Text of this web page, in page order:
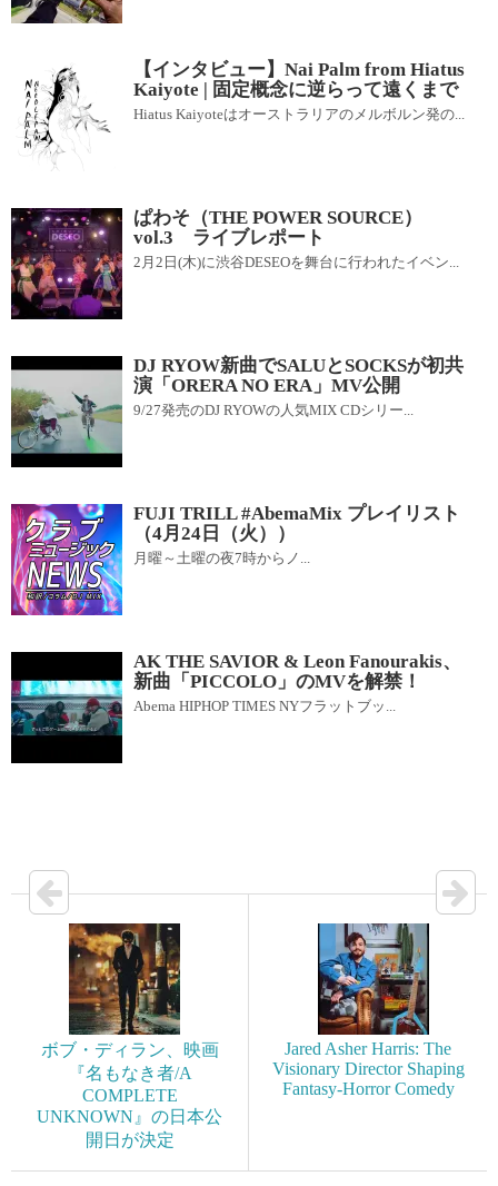
【インタビュー】Nai Palm from Hiatus
Kaiyote | 固定概念に逆らって遠くまで
Hiatus Kaiyoteはオーストラリアのメルボルン発の...
ぱわそ（THE POWER SOURCE）
vol.3 ライブレポート
2月2日(木)に渋谷DESEOを舞台に行われたイベン...
DJ RYOW新曲でSALUとSOCKSが初共
演「ORERA NO ERA」MV公開
9/27発売のDJ RYOWの人気MIX CDシリー...
FUJI TRILL #AbemaMix プレイリスト
（4月24日（火））
月曜～土曜の夜7時からノ...
AK THE SAVIOR & Leon Fanourakis、
新曲「PICCOLO」のMVを解禁！
Abema HIPHOP TIMES NYフラットブッ...
ボブ・ディラン、映画
『名もなき者/A
COMPLETE
UNKNOWN』の日本公
開日が決定
Jared Asher Harris: The
Visionary Director Shaping
Fantasy-Horror Comedy